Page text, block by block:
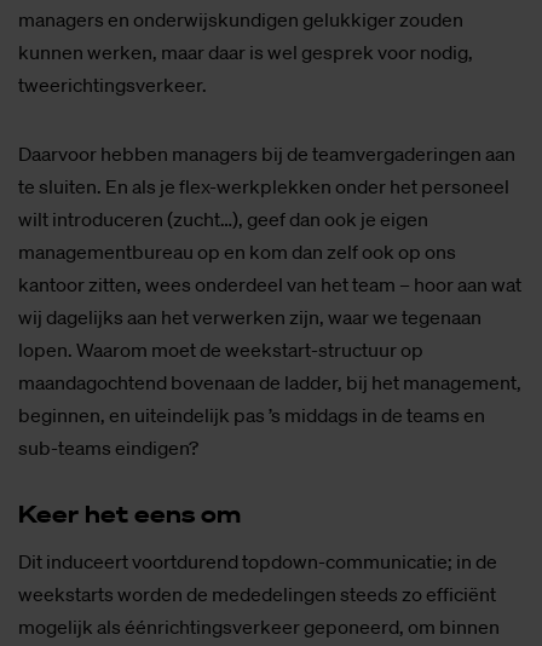
managers en onderwijskundigen gelukkiger zouden
kunnen werken, maar daar is wel gesprek voor nodig,
tweerichtingsverkeer.
Daarvoor hebben managers bij de teamvergaderingen aan
te sluiten. En als je flex-werkplekken onder het personeel
wilt introduceren (zucht…), geef dan ook je eigen
managementbureau op en kom dan zelf ook op ons
kantoor zitten, wees onderdeel van het team – hoor aan wat
wij dagelijks aan het verwerken zijn, waar we tegenaan
lopen. Waarom moet de weekstart-structuur op
maandagochtend bovenaan de ladder, bij het management,
beginnen, en uiteindelijk pas ’s middags in de teams en
sub-teams eindigen?
Keer het eens om
Dit induceert voortdurend topdown-communicatie; in de
weekstarts worden de mededelingen steeds zo efficiënt
mogelijk als éénrichtingsverkeer geponeerd, om binnen